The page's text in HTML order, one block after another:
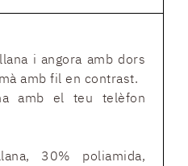
i angora amb dors
amb fil en contrast.
amb el teu telèfon
30% poliamida,